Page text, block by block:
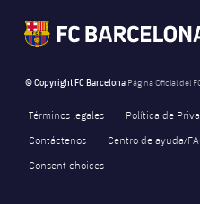
© Copyright FC Barcelona Página Oficial del
Términos legales Política de
Contáctenos
Centro de ayuda/
Consent choices